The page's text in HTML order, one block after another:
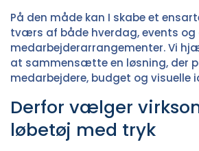
På den måde kan I skabe et
tværs af både hverdag, events og
medarbejderarrangementer. Vi
at sammensætte en løsning, der
medarbejdere, budget og visuelle
Derfor vælger
løbetøj med tryk